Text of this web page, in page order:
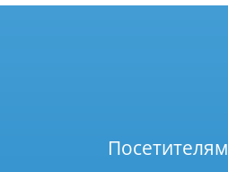
Посетителям